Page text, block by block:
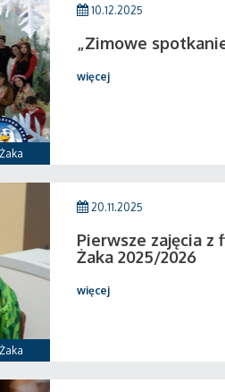
10.12.2025
„Zimowe
więcej
20.11.2025
Pierwsze zajęcia z
Żaka 2025/2026
więcej